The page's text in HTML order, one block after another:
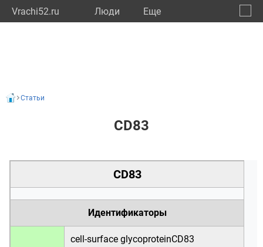
Vrachi52.ru Люди Eще
Статьи
CD83
CD83
Идентификаторы
cell-surface glycoproteinCD83